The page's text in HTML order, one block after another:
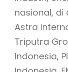
nasional, di
Astra
Triputra
Indonesia,